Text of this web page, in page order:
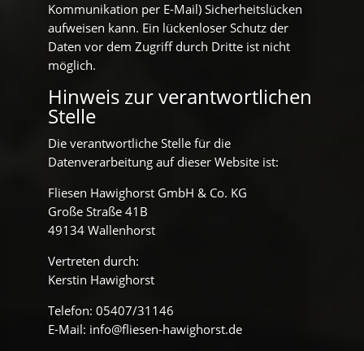
Kommunikation per E-Mail) Sicherheitslücken
aufweisen kann. Ein lückenloser Schutz der
Daten vor dem Zugriff durch Dritte ist nicht
möglich.
Hinweis zur verantwortlichen
Stelle
Die verantwortliche Stelle für die
Datenverarbeitung auf dieser Website ist:
Fliesen Hawighorst GmbH & Co. KG
Große Straße 41B
49134 Wallenhorst
Vertreten durch:
Kerstin Hawighorst
Telefon: 05407/31146
E-Mail: info@fliesen-hawighorst.de